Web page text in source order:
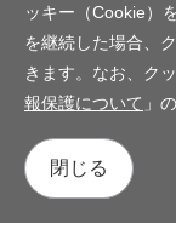
ッキー（Cookie）
を継続した場合、
きます。なお、ク
報保護について 」
閉じる